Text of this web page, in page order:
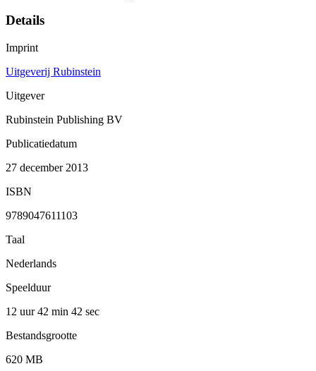
Details
Imprint
Uitgeverij Rubinstein
Uitgever
Rubinstein Publishing BV
Publicatiedatum
27 december 2013
ISBN
9789047611103
Taal
Nederlands
Speelduur
12 uur 42 min 42 sec
Bestandsgrootte
620 MB